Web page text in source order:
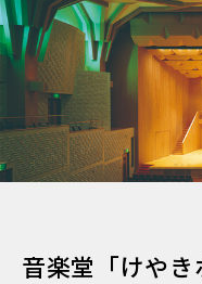
音楽堂「けやき